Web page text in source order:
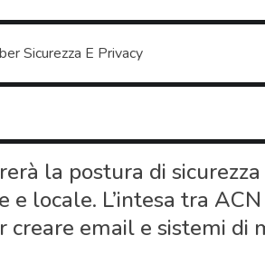
Sicurezza E Privacy
la postura di
locale. L’intesa tra
creare email e sistemi di